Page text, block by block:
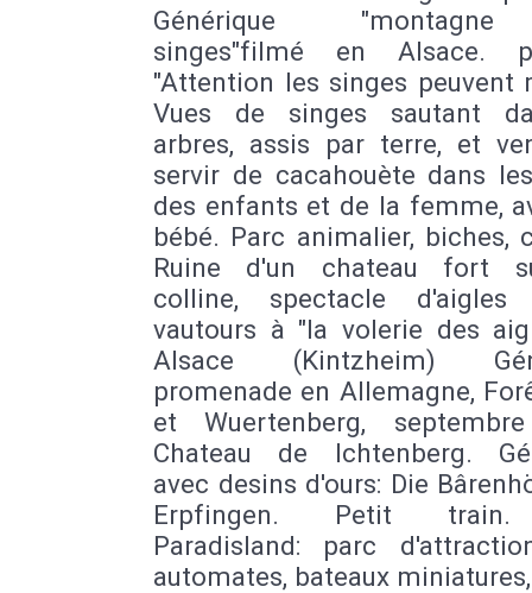
Générique
singes"filmé en Alsace.
"Attention les singes peuvent
Vues de singes sautant
arbres, assis par terre, et
servir de cacahouète dans
des enfants et de la femme,
bébé. Parc animalier, biches,
Ruine d'un chateau fort
colline, spectacle
vautours à "la volerie des
Alsace (Kintzheim)
promenade en Allemagne,
et Wuertenberg,
Chateau de Ichtenberg.
avec desins d'ours: Die
Erpfingen. Petit train.
Paradisland: parc
automates, bateaux